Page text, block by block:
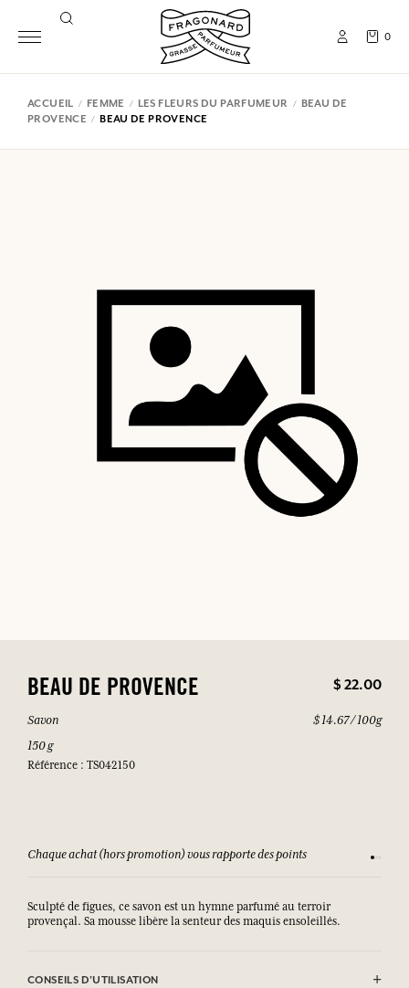
0
ACCUEIL FEMME LES FLEURS DU PARFUMEUR
BEAU DE
PROVENCE
BEAU DE PROVENCE
BEAU DE PROVENCE $ 22.00
Savon
150 g
Référence : TS042150
$ 14.67 / 100g
Chaque achat (hors promotion) vous rapporte des points
Sculpté de figues, ce savon est un hymne parfumé au terroir
provençal. Sa mousse libère la senteur des maquis ensoleillés.
CONSEILS D'UTILISATION